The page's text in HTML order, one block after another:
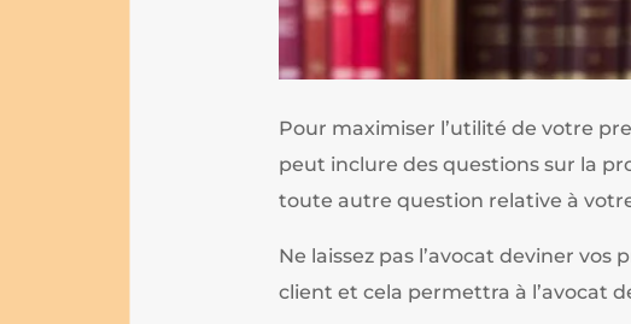
Pour maximiser l’utilité de votre
peut inclure des questions sur la
toute autre question relative à
Ne laissez pas l’avocat deviner
client et cela permettra à l’avocat